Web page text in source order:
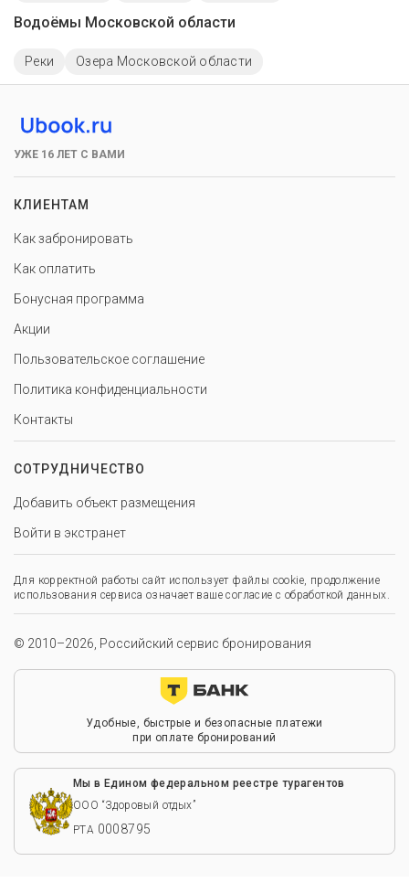
Водоёмы Московской области
Реки Озера Московской области
УЖЕ 16 ЛЕТ С ВАМИ
КЛИЕНТАМ
Как забронировать
Как оплатить
Бонусная программа
Акции
Пользовательское соглашение
Политика конфиденциальности
Контакты
СОТРУДНИЧЕСТВО
Добавить объект размещения
Войти в экстранет
Для корректной работы сайт использует файлы cookie, продолжение
использования сервиса означает ваше согласие с обработкой данных.
© 2010–2026, Российский сервис бронирования
Удобные, быстрые и безопасные платежи
при оплате бронирований
Мы в Едином федеральном реестре турагентов
ООО “Здоровый отдых”
РТА 0008795